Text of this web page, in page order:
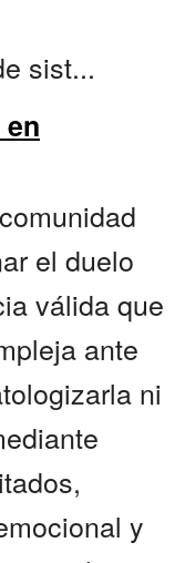
sist...
el duelo
válida que
ante
ni
y